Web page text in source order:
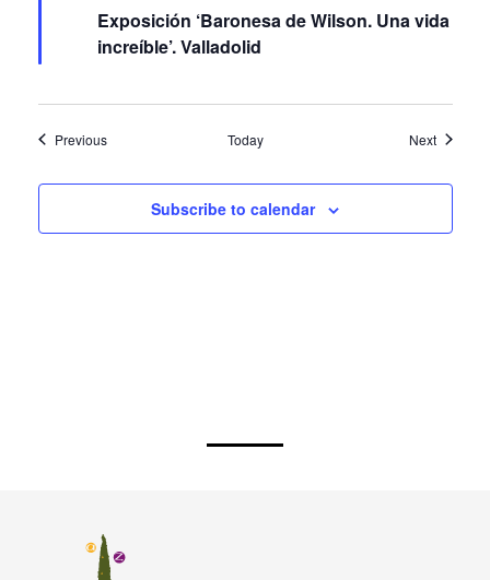
Exposición ‘Baronesa de Wilson. Una vida
increíble’. Valladolid
PreviousEvents Today NextEvents
Subscribe to calendar